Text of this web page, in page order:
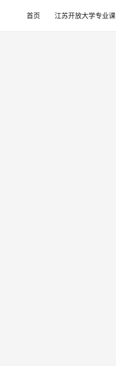
首页 江苏开放大学专业课